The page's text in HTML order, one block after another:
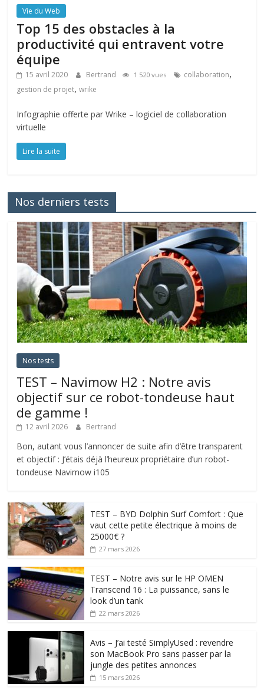
Vie du Web
Top 15 des obstacles à la
productivité qui entravent votre
équipe
15 avril 2020 Bertrand 1 520 vues collaboration,
gestion de projet,wrike
Infographie offerte par Wrike – logiciel de collaboration
virtuelle
Lire la suite
Nos derniers tests
Nos tests
TEST – Navimow H2 : Notre avis
objectif sur ce robot-tondeuse haut
de gamme !
12 avril 2026 Bertrand
Bon, autant vous l’annoncer de suite afin d’être transparent
et objectif : J’étais déjà l’heureux propriétaire d’un robot-
tondeuse Navimow i105
TEST – BYD Dolphin Surf Comfort : Que
vaut cette petite électrique à moins de
25000€ ?
27 mars 2026
TEST – Notre avis sur le HP OMEN
Transcend 16 : La puissance, sans le
look d’un tank
22 mars 2026
Avis – J’ai testé SimplyUsed : revendre
son MacBook Pro sans passer par la
jungle des petites annonces
15 mars 2026